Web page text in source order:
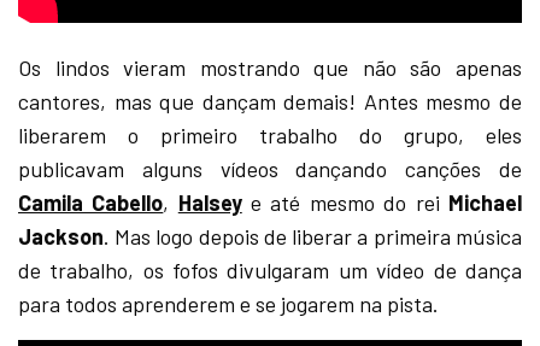
Os lindos vieram mostrando que não são apenas
cantores, mas que dançam demais! Antes mesmo de
liberarem o primeiro trabalho do grupo, eles
publicavam alguns vídeos dançando canções de
Camila Cabello, Halseye até mesmo do rei Michael
Jackson. Mas logo depois de liberar a primeira música
de trabalho, os fofos divulgaram um vídeo de dança
para todos aprenderem e se jogarem na pista.